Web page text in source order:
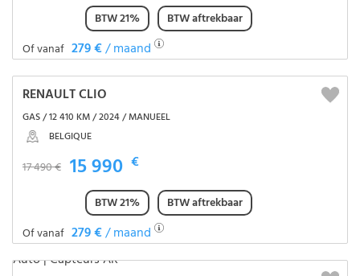
BTW 21%
BTW aftrekbaar
Of vanaf 279 €/ maand
RENAULT CLIO
GAS / 12 410 KM / 2024 / MANUEEL
BELGIQUE
17 490 € 15 990 €
BTW 21%
BTW aftrekbaar
Of vanaf 279 €/ maand